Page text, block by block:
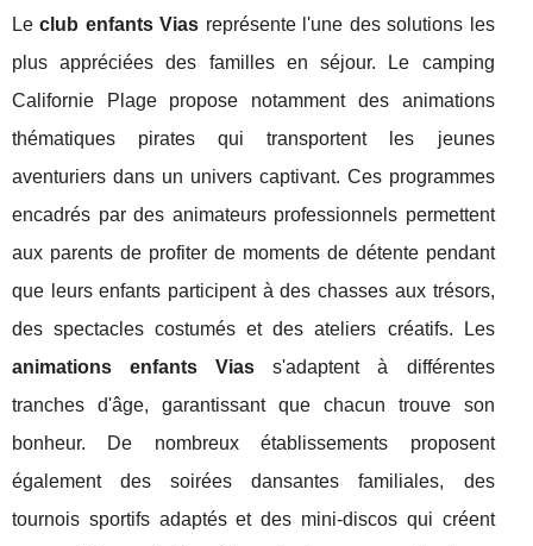
Leclub enfants Vias représente l'une des solutions les
plus appréciées des familles en séjour. Le camping
Californie Plage propose notamment des animations
thématiques pirates qui transportent les jeunes
aventuriers dans un univers captivant. Ces programmes
encadrés par des animateurs professionnels permettent
aux parents de profiter de moments de détente pendant
que leurs enfants participent à des chasses aux trésors,
des spectacles costumés et des ateliers créatifs. Les
animations enfants Vias s'adaptent à différentes
tranches d'âge, garantissant que chacun trouve son
bonheur. De nombreux établissements proposent
également des soirées dansantes familiales, des
tournois sportifs adaptés et des mini-discos qui créent